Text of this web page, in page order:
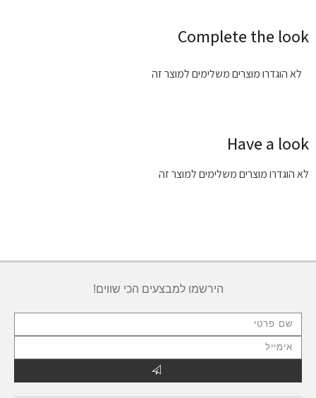
Complete the look
לא הוגדרו מוצרים משלימים למוצר זה
Have a look
לא הוגדרו מוצרים משלימים למוצר זה
הירשמו למבצעים הכי שווים!